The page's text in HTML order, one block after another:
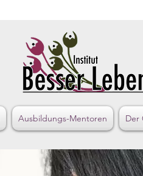
Ausbildungs-Mentoren Der